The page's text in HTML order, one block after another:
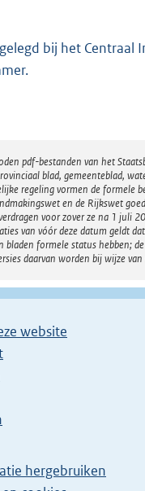
bij het Centraal
pdf-bestanden van het
blad, gemeenteblad,
regeling vormen de formele
en de Rijkswet
voor zover ze na 1 juli
van vóór deze datum geldt
bladen formele status hebben;
daarvan worden bij wijze van
website
hergebruiken